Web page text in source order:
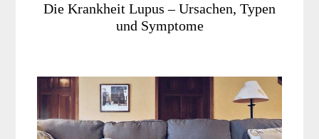
Die Krankheit Lupus – Ursachen, Typen
und Symptome